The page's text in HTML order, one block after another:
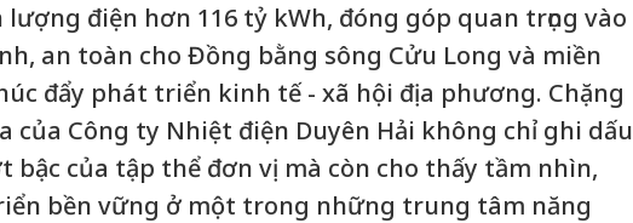
lượng điện hơn 116 tỷ kWh, đóng góp quan trọng vào
an toàn cho Đồng bằng sông Cửu Long và miền
đẩy phát triển kinh tế - xã hội địa phương. Chặng
của Công ty Nhiệt điện Duyên Hải không chỉ ghi dấu
bậc của tập thể đơn vị mà còn cho thấy tầm nhìn,
bền vững ở một trong những trung tâm năng